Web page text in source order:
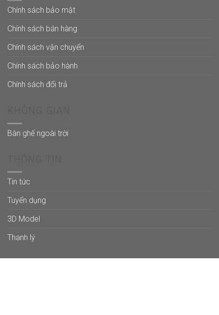
Chính sách bảo mật
Chính sách bán hàng
Chính sách vận chuyển
Chính sách bảo hành
Chính sách đổi trả
Bàn ghế ngoài trời
Tin tức
Tuyển dụng
3D Model
Thanh lý